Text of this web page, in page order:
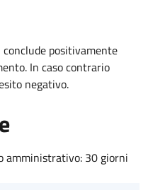
positivamente
In caso contrario
negativo.
amministrativo: 30 giorni